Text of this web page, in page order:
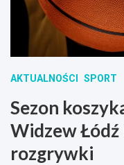
AKTUALNOŚCI SPORT
Sezon
Widzew Łódź
rozgrywki